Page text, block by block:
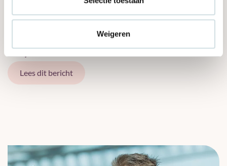
Weigeren
Pleyade Revalidatie verhuisd naar Elst
Lees dit bericht